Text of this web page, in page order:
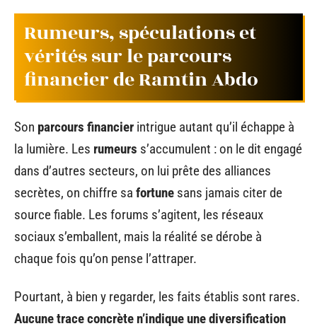
Rumeurs, spéculations et
vérités sur le parcours
financier de Ramtin Abdo
Son parcours financier intrigue autant qu’il échappe à
la lumière. Les rumeurs s’accumulent : on le dit engagé
dans d’autres secteurs, on lui prête des alliances
secrètes, on chiffre sa fortune sans jamais citer de
source fiable. Les forums s’agitent, les réseaux
sociaux s’emballent, mais la réalité se dérobe à
chaque fois qu’on pense l’attraper.
Pourtant, à bien y regarder, les faits établis sont rares.
Aucune trace concrète n’indique une diversification